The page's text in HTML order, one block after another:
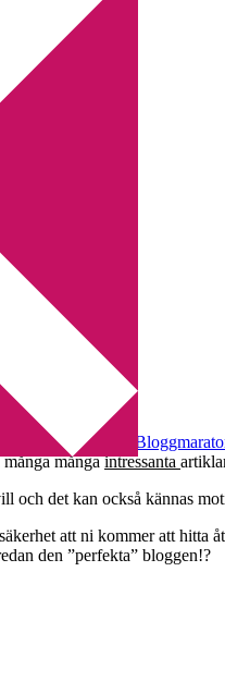
då drar nämligen
många mångaintressanta
och det kan också kännas
att ni kommer att
den ”perfekta” bloggen!?